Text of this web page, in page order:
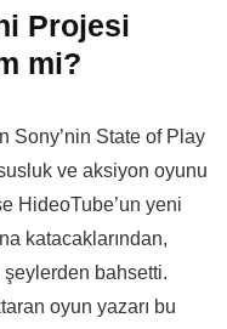
Projesi
mi?
Sony’nin State of Play
ve aksiyon oyunu
HideoTube’un yeni
katacaklarından,
şeylerden bahsetti.
oyun yazarı bu